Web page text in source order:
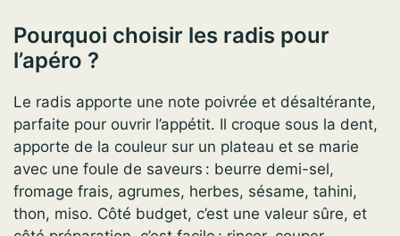
Pourquoi choisir les radis pour
l’apéro ?
Le radis apporte une note poivrée et désaltérante,
parfaite pour ouvrir l’appétit. Il croque sous la dent,
apporte de la couleur sur un plateau et se marie
avec une foule de saveurs : beurre demi-sel,
fromage frais, agrumes, herbes, sésame, tahini,
thon, miso. Côté budget, c’est une valeur sûre, et